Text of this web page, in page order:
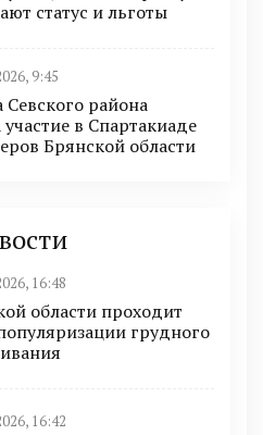
статус и льготы
9:45
района
в Спартакиаде
Брянской области
16:48
области проходит
грудного
16:42